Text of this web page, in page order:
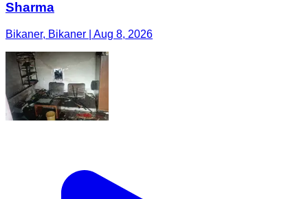
Sharma
Bikaner, Bikaner | Aug 8, 2026